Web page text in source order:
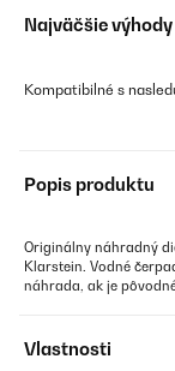
Najväčšie výhody
Kompatibilné s
Popis produktu
Originálny náhradný
Klarstein. Vodné
náhrada, ak je
Vlastnosti